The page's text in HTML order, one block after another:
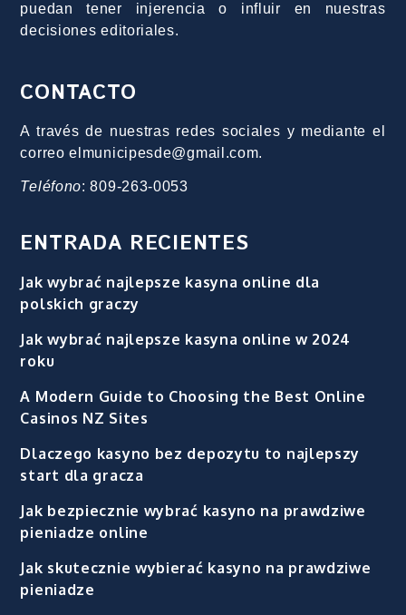
puedan tener injerencia o influir en nuestras
decisiones editoriales.
CONTACTO
A través de nuestras redes sociales y mediante el
correo elmunicipesde@gmail.com.
Teléfono: 809-263-0053
ENTRADA RECIENTES
Jak wybrać najlepsze kasyna online dla
polskich graczy
Jak wybrać najlepsze kasyna online w 2024
roku
A Modern Guide to Choosing the Best Online
Casinos NZ Sites
Dlaczego kasyno bez depozytu to najlepszy
start dla gracza
Jak bezpiecznie wybrać kasyno na prawdziwe
pieniadze online
Jak skutecznie wybierać kasyno na prawdziwe
pieniadze